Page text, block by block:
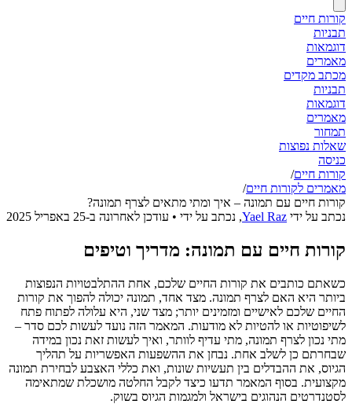
קורות חיים
תבניות
דוגמאות
מאמרים
מכתב מקדים
תבניות
דוגמאות
מאמרים
תמחור
שאלות נפוצות
כניסה
קורות חיים/
מאמרים לקורות חיים/
קורות חיים עם תמונה – איך ומתי מתאים לצרף תמונה?
נכתב על ידי Yael Raz
, נכתב על ידי • עודכן לאחרונה ב-25 באפריל 2025
קורות חיים עם תמונה: מדריך וטיפים
כשאתם כותבים את קורות החיים שלכם, אחת ההתלבטויות הנפוצות
ביותר היא האם לצרף תמונה. מצד אחד, תמונה יכולה להפוך את קורות
החיים שלכם לאישיים ומזמינים יותר; מצד שני, היא עלולה לפתוח פתח
לשיפוטיות או להטיות לא מודעות. המאמר הזה נועד לעשות לכם סדר –
מתי נכון לצרף תמונה, מתי עדיף לוותר, ואיך לעשות זאת נכון במידה
שבחרתם כן לשלב אחת. נבחן את ההשפעות האפשריות על תהליך
הגיוס, את ההבדלים בין תעשיות שונות, ואת כללי האצבע לבחירת תמונה
מקצועית. בסוף המאמר תדעו כיצד לקבל החלטה מושכלת שמתאימה
לסטנדרטים הנהוגים בישראל ולמגמות הגיוס בשוק.